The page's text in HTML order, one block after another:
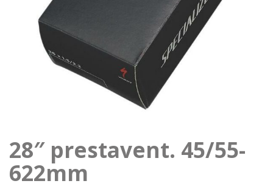
28″ prestavent. 45/55-
622mm